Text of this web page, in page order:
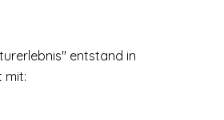
entstand in
mit: